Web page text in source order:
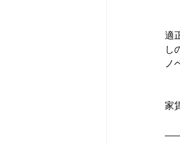
適
し
ノ
家